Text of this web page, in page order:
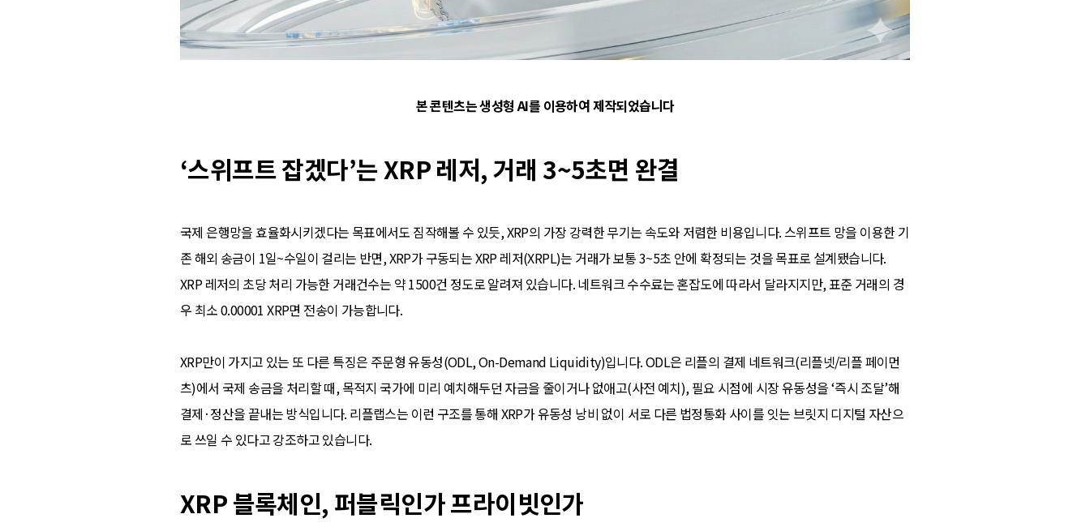
본 콘텐츠는 생성형 AI를 이용하여 제작되었습니다
‘스위프트 잡겠다’는 XRP 레저, 거래 3~5초면 완결
국제 은행망을 효율화시키겠다는 목표에서도 짐작해볼 수 있듯, XRP의 가장 강력한 무기는 속도와 저렴한 비용입니다. 스위프트 망을 이용한 기
존 해외 송금이 1일~수일이 걸리는 반면, XRP가 구동되는 XRP 레저(XRPL)는 거래가 보통 3~5초 안에 확정되는 것을 목표로 설계됐습니다.
XRP 레저의 초당 처리 가능한 거래건수는 약 1500건 정도로 알려져 있습니다. 네트워크 수수료는 혼잡도에 따라서 달라지지만, 표준 거래의 경
우 최소 0.00001 XRP면 전송이 가능합니다.
XRP만이 가지고 있는 또 다른 특징은 주문형 유동성(ODL, On-Demand Liquidity)입니다. ODL은 리플의 결제 네트워크(리플넷/리플 페이먼
츠)에서 국제 송금을 처리할 때, 목적지 국가에 미리 예치해두던 자금을 줄이거나 없애고(사전 예치), 필요 시점에 시장 유동성을 ‘즉시 조달’해
결제·정산을 끝내는 방식입니다. 리플랩스는 이런 구조를 통해 XRP가 유동성 낭비 없이 서로 다른 법정통화 사이를 잇는 브릿지 디지털 자산으
로 쓰일 수 있다고 강조하고 있습니다.
XRP 블록체인, 퍼블릭인가 프라이빗인가